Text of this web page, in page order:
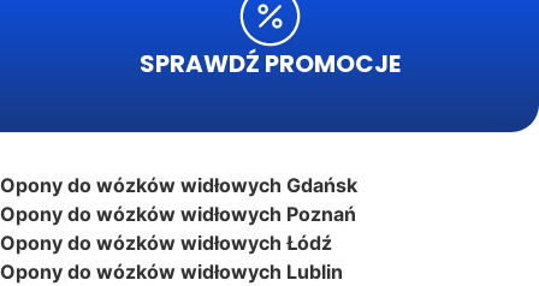
SPRAWDŹ PROMOCJE
Opony do wózków widłowych Gdańsk
Opony do wózków widłowych Poznań
Opony do wózków widłowych Łódź
Opony do wózków widłowych Lublin